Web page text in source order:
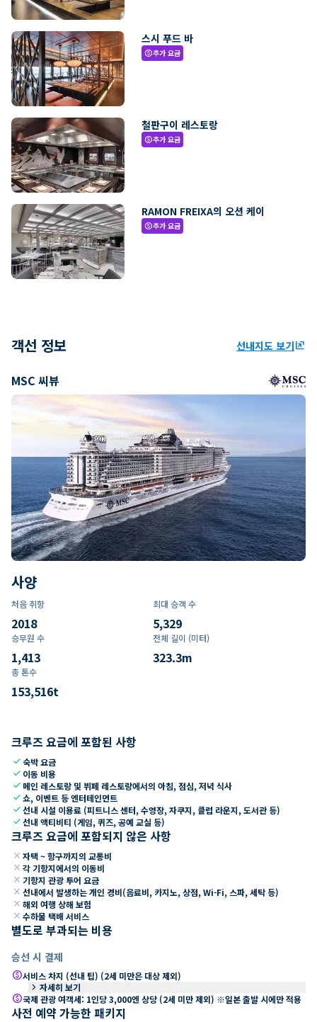
스시 푸드 바
paid추가 요금
철판구이 레스토랑
paid추가 요금
RAMON FREIXA의 오션 케이
paid추가 요금
객선 정보 선내지도 보기ungroup
MSC 씨뷰
사양
처음 취항
2018
최대 승객 수
5,329
승무원 수
1,413
전체 길이 (미터)
323.3m
총 톤수
153,516t
크루즈 요금에 포함된 사항
check숙박 요금
check 이동 비용
check 메인 레스토랑 및 뷔페 레스토랑에서의 아침, 점심, 저녁 식사
check쇼, 이벤트 등 엔터테인먼트
check선내 시설 이용료 (피트니스 센터, 수영장, 자쿠지, 클럽 라운지, 도서관 등)
check선내 액티비티 (게임, 퀴즈, 공예 교실 등)
크루즈 요금에 포함되지 않은 사항
close 자택 ~ 항구까지의 교통비
close 각 기항지에서의 이동비
close 기항지 관광 투어 요금
close 선내에서 발생하는 개인 경비(음료비, 카지노, 상점, Wi-Fi, 스파, 세탁 등)
close 해외 여행 상해 보험
close 수하물 택배 서비스
별도로 부과되는 비용
승선 시 결제
paid서비스 차지 (선내 팁) (2세 미만은 대상 제외)
keyboard_arrow_right 자세히 보기
paid국제 관광 여객세: 1인당 3,000엔 상당 (2세 미만 제외) ※일본 출발 시에만 적용
사전 예약 가능한 패키지